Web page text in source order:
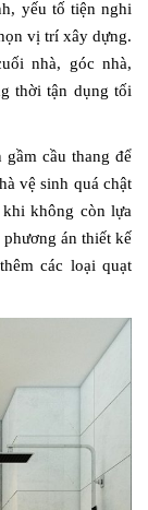
yếu tố tiện nghi
vị trí xây dựng.
nhà, góc nhà,
thời tận dụng tối
cầu thang để
vệ sinh quá chật
không còn lựa
án thiết kế
các loại quạt